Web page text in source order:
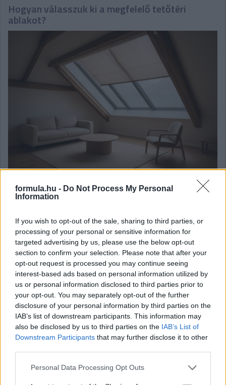
formula.hu - Do Not Process My Personal
Information
If you wish to opt-out of the sale, sharing to third parties, or
processing of your personal or sensitive information for
targeted advertising by us, please use the below opt-out
section to confirm your selection. Please note that after your
opt-out request is processed you may continue seeing
interest-based ads based on personal information utilized by
us or personal information disclosed to third parties prior to
your opt-out. You may separately opt-out of the further
disclosure of your personal information by third parties on the
IAB’s list of downstream participants. This information may
also be disclosed by us to third parties on the IAB’s List of
Downstream Participants that may further disclose it to other
Please note that this website/app uses one or more Google
Personal Data Processing Opt Outs
Hogyan válasszuk ki a megfelelő tetőtéri
ablakot?
megjelenése és kényelme szempontjából. Ezek az ablakok nem
csak a fényforrást jelentik, hanem hozzájárulnak az
részletek
2026. június 18. csütörtök, 10:44
Melyik padlásfeljáró illik házunkhoz a
legjobban?